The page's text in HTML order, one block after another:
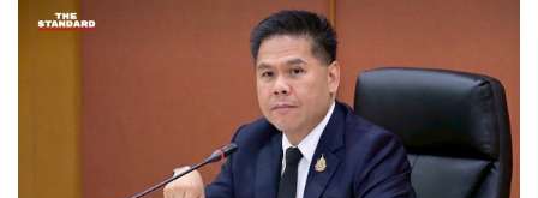
นักศึกษาฝึกงานประจำกองบรรณาธิการ ​​THE
STANDARD WEALTH
แบรนด์